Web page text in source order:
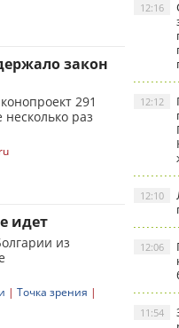
закон
291
раз
идет
из
| Точка зрения |
12:16
12:12
12:10
12:06
11:54